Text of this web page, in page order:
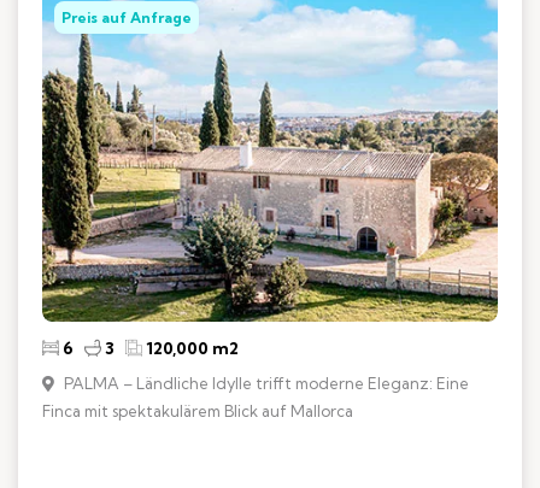
Preis auf Anfrage
6 3 120,000 m2
PALMA – Ländliche Idylle trifft moderne Eleganz: Eine
Finca mit spektakulärem Blick auf Mallorca